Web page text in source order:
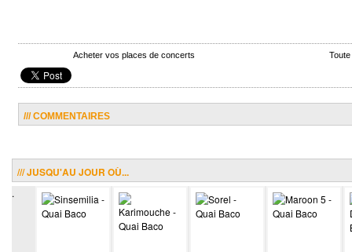
Acheter vos places de concerts
/// COMMENTAIRES
/// JUSQU'AU JOUR OÙ...
.